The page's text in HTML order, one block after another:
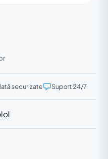
securizate Suport 24/7